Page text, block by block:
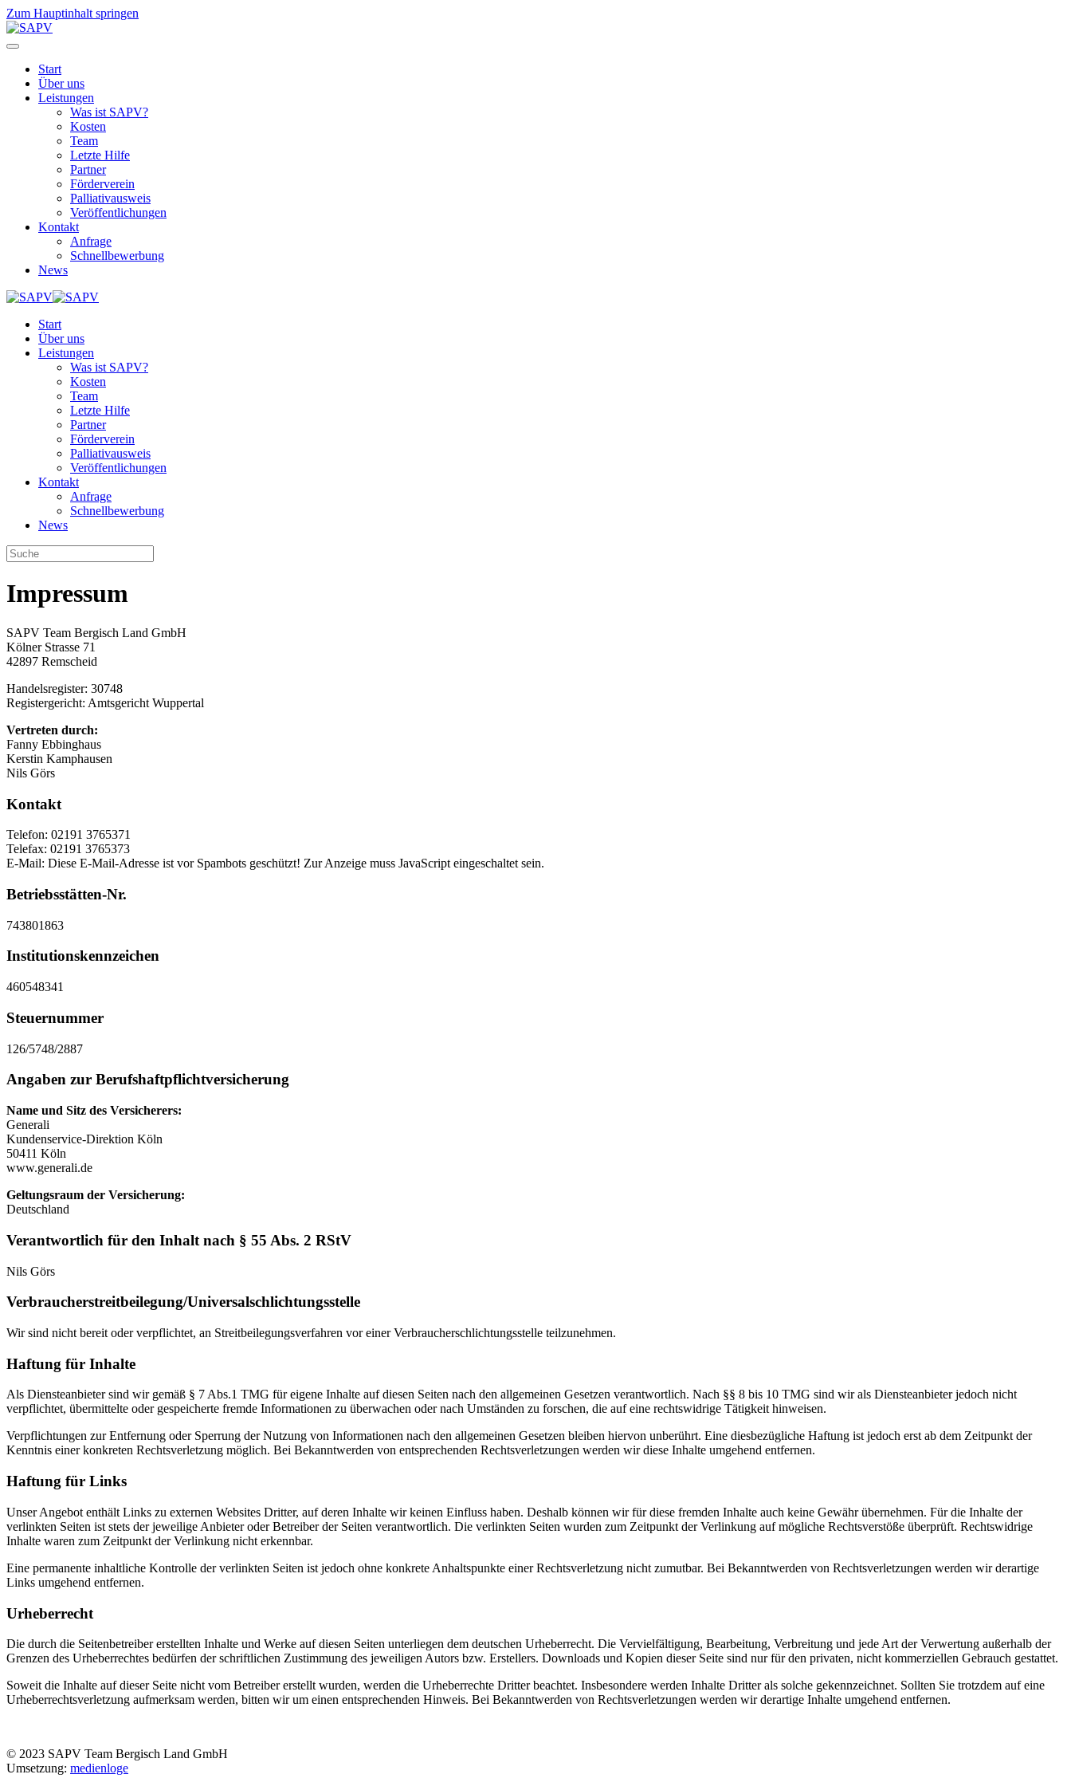
Zum Hauptinhalt springen
Start
Über uns
Leistungen
Was ist SAPV?
Kosten
Team
Letzte Hilfe
Partner
Förderverein
Palliativausweis
Veröffentlichungen
Kontakt
Anfrage
Schnellbewerbung
News
Start
Über uns
Leistungen
Was ist SAPV?
Kosten
Team
Letzte Hilfe
Partner
Förderverein
Palliativausweis
Veröffentlichungen
Kontakt
Anfrage
Schnellbewerbung
News
Impressum
SAPV Team Bergisch Land GmbH
Kölner Strasse 71
42897 Remscheid
Handelsregister: 30748
Registergericht: Amtsgericht Wuppertal
Vertreten durch:
Fanny Ebbinghaus
Kerstin Kamphausen
Nils Görs
Kontakt
Telefon: 02191 3765371
Telefax: 02191 3765373
E-Mail: Diese E-Mail-Adresse ist vor Spambots geschützt! Zur Anzeige muss JavaScript eingeschaltet sein.
Betriebsstätten-Nr.
743801863
Institutionskennzeichen
460548341
Steuernummer
126/5748/2887
Angaben zur Berufshaftpflichtversicherung
Name und Sitz des Versicherers:
Generali
Kundenservice-Direktion Köln
50411 Köln
www.generali.de
Geltungsraum der Versicherung:
Deutschland
Verantwortlich für den Inhalt nach § 55 Abs. 2 RStV
Nils Görs
Verbraucher­streit­beilegung/Universal­schlichtungs­stelle
Wir sind nicht bereit oder verpflichtet, an Streitbeilegungsverfahren vor einer Verbraucherschlichtungsstelle teilzunehmen.
Haftung für Inhalte
Als Diensteanbieter sind wir gemäß § 7 Abs.1 TMG für eigene Inhalte auf diesen Seiten nach den allgemeinen Gesetzen verantwortlich. Nach §§ 8 bis 10 TMG sind wir als Diensteanbieter jedoch nicht
verpflichtet, übermittelte oder gespeicherte fremde Informationen zu überwachen oder nach Umständen zu forschen, die auf eine rechtswidrige Tätigkeit hinweisen.
Verpflichtungen zur Entfernung oder Sperrung der Nutzung von Informationen nach den allgemeinen Gesetzen bleiben hiervon unberührt. Eine diesbezügliche Haftung ist jedoch erst ab dem Zeitpunkt der
Kenntnis einer konkreten Rechtsverletzung möglich. Bei Bekanntwerden von entsprechenden Rechtsverletzungen werden wir diese Inhalte umgehend entfernen.
Haftung für Links
Unser Angebot enthält Links zu externen Websites Dritter, auf deren Inhalte wir keinen Einfluss haben. Deshalb können wir für diese fremden Inhalte auch keine Gewähr übernehmen. Für die Inhalte der
verlinkten Seiten ist stets der jeweilige Anbieter oder Betreiber der Seiten verantwortlich. Die verlinkten Seiten wurden zum Zeitpunkt der Verlinkung auf mögliche Rechtsverstöße überprüft. Rechtswidrige
Inhalte waren zum Zeitpunkt der Verlinkung nicht erkennbar.
Eine permanente inhaltliche Kontrolle der verlinkten Seiten ist jedoch ohne konkrete Anhaltspunkte einer Rechtsverletzung nicht zumutbar. Bei Bekanntwerden von Rechtsverletzungen werden wir derartige
Links umgehend entfernen.
Urheberrecht
Die durch die Seitenbetreiber erstellten Inhalte und Werke auf diesen Seiten unterliegen dem deutschen Urheberrecht. Die Vervielfältigung, Bearbeitung, Verbreitung und jede Art der Verwertung außerhalb der
Grenzen des Urheberrechtes bedürfen der schriftlichen Zustimmung des jeweiligen Autors bzw. Erstellers. Downloads und Kopien dieser Seite sind nur für den privaten, nicht kommerziellen Gebrauch gestattet.
Soweit die Inhalte auf dieser Seite nicht vom Betreiber erstellt wurden, werden die Urheberrechte Dritter beachtet. Insbesondere werden Inhalte Dritter als solche gekennzeichnet. Sollten Sie trotzdem auf eine
Urheberrechtsverletzung aufmerksam werden, bitten wir um einen entsprechenden Hinweis. Bei Bekanntwerden von Rechtsverletzungen werden wir derartige Inhalte umgehend entfernen.
© 2023 SAPV Team Bergisch Land GmbH
Umsetzung: medienloge